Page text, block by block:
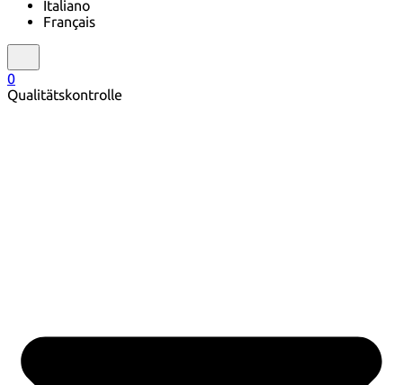
Italiano
Français
0
Qualitätskontrolle